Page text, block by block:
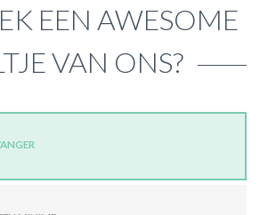
EEN AWESOME
VAN ONS?